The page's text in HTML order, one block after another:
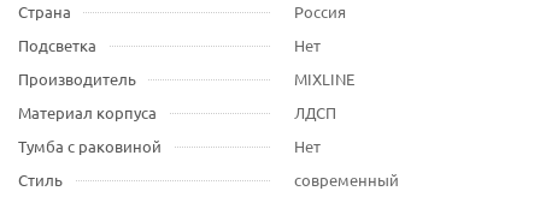
Страна
Россия
Подсветка
Нет
Производитель
MIXLINE
Материал корпуса
ЛДСП
Тумба с раковиной
Нет
Стиль
современный